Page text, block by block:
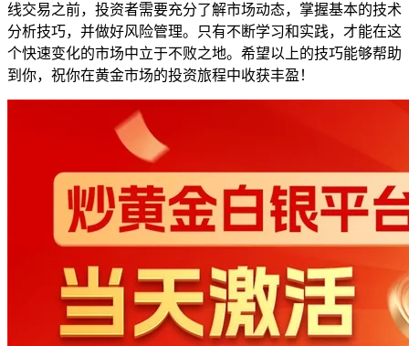
线交易之前，投资者需要充分了解市场动态，掌握基本的技术
分析技巧，并做好风险管理。只有不断学习和实践，才能在这
个快速变化的市场中立于不败之地。希望以上的技巧能够帮助
到你，祝你在黄金市场的投资旅程中收获丰盈！